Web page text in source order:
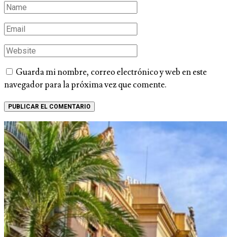
Guarda mi nombre, correo electrónico y web en este
navegador para la próxima vez que comente.